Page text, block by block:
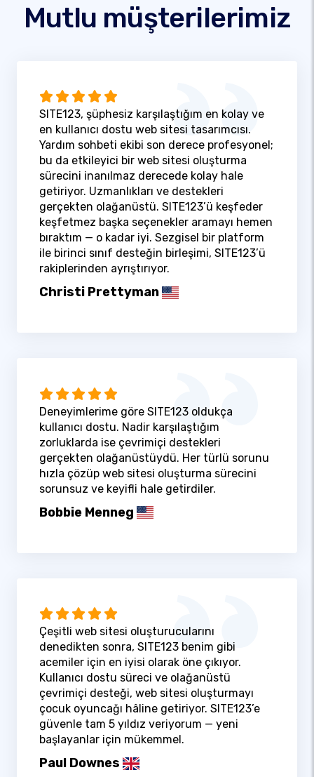
Mutlu müşterilerimiz
SITE123, şüphesiz karşılaştığım en kolay ve
en kullanıcı dostu web sitesi tasarımcısı.
Yardım sohbeti ekibi son derece profesyonel;
bu da etkileyici bir web sitesi oluşturma
sürecini inanılmaz derecede kolay hale
getiriyor. Uzmanlıkları ve destekleri
gerçekten olağanüstü. SITE123’ü keşfeder
keşfetmez başka seçenekler aramayı hemen
bıraktım — o kadar iyi. Sezgisel bir platform
ile birinci sınıf desteğin birleşimi, SITE123’ü
rakiplerinden ayrıştırıyor.
Christi Prettyman
Deneyimlerime göre SITE123 oldukça
kullanıcı dostu. Nadir karşılaştığım
zorluklarda ise çevrimiçi destekleri
gerçekten olağanüstüydü. Her türlü sorunu
hızla çözüp web sitesi oluşturma sürecini
sorunsuz ve keyifli hale getirdiler.
Bobbie Menneg
Çeşitli web sitesi oluşturucularını
denedikten sonra, SITE123 benim gibi
acemiler için en iyisi olarak öne çıkıyor.
Kullanıcı dostu süreci ve olağanüstü
çevrimiçi desteği, web sitesi oluşturmayı
çocuk oyuncağı hâline getiriyor. SITE123’e
güvenle tam 5 yıldız veriyorum — yeni
başlayanlar için mükemmel.
Paul Downes